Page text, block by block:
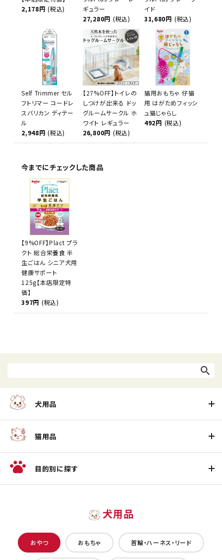
2,178円 (税込)
ギュラー
27,280円 (税込)
イド
31,680円 (税込)
Self Trimmer セル
フトリマー コードレ
スバリカン ディテー
ル
2,948円 (税込)
【27%OFF】トイレの
しつけが出来る ドッ
グルームサークル ホ
ワイト レギュラー
26,800円 (税込)
猫用おもちゃ 仔猫
用 はがためフィッシ
ュ猫じゃらし
492円 (税込)
今までにチェックした商品
【9%OFF】Plact プラ
クト 総合栄養食 半
生ごはん シニア犬用
健康サポート
125g【本店限定特
価】
397円 (税込)
犬用品
猫用品
目的別に探す
犬用品
おやつ おもちゃ 首輪・ハーネス・リード